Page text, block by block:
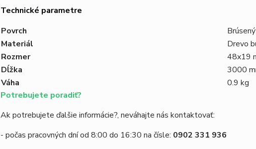
Technické parametre
Povrch
Materiál
Drevo
Rozmer
48x19
Dĺžka
3000
Váha
0.9 kg
Potrebujete poradiť?
Ak potrebujete ďalšie informácie?, neváhajte nás kontaktovať:
- počas pracovných dní od 8:00 do 16:30 na čísle: 0902 331 936